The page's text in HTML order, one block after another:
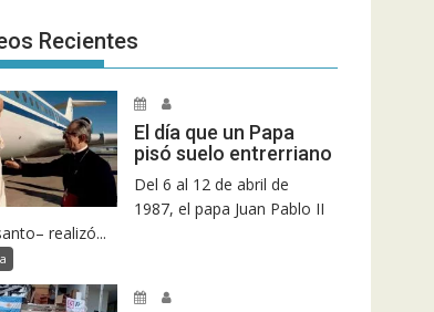
Recientes
El día que un Papa
pisó suelo entrerriano
Del 6 al 12 de abril de
1987, el papa Juan Pablo II
realizó...